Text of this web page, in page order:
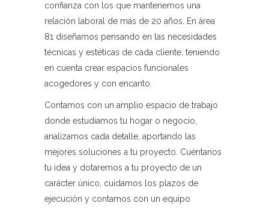
confianza con los que mantenemos una
relación laboral de más de 20 años. En área
81 diseñamos pensando en las necesidades
técnicas y estéticas de cada cliente, teniendo
en cuenta crear espacios funcionales
acogedores y con encanto.
Contamos con un amplio espacio de trabajo
donde estudiamos tu hogar o negocio,
analizamos cada detalle, aportando las
mejores soluciones a tu proyecto. Cuéntanos
tu idea y dotaremos a tu proyecto de un
carácter único, cuidamos los plazos de
ejecución y contamos con un equipo